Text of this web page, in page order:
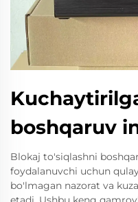
boshqaruv
Blokaj to'siqlashni
foydalanuvchi uchun
bo'lmagan nazorat va